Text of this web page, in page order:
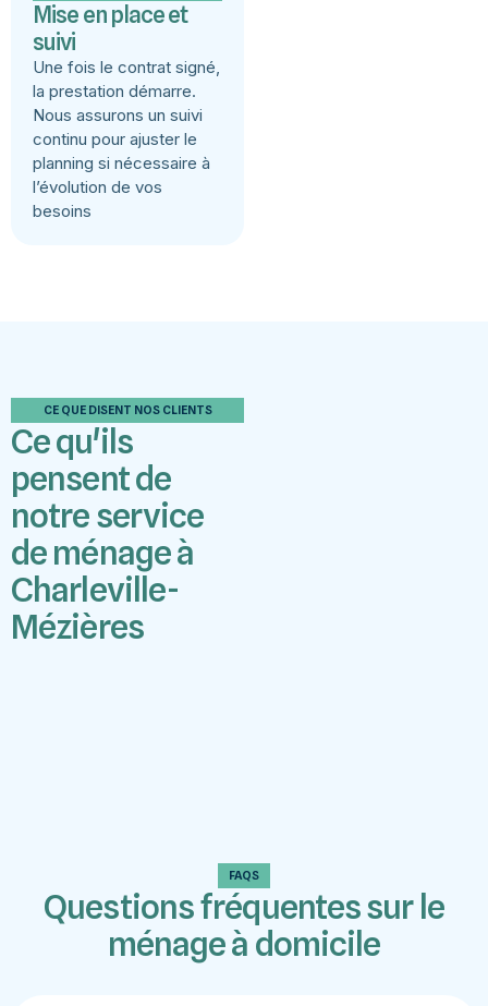
Mise en place et
suivi
Une fois le contrat signé,
la prestation démarre.
Nous assurons un suivi
continu pour ajuster le
planning si nécessaire à
l’évolution de vos
besoins
CE QUE DISENT NOS CLIENTS
Ce qu'ils
pensent de
notre service
de ménage à
Charleville-
Mézières
FAQS
Questions fréquentes sur le
ménage à domicile